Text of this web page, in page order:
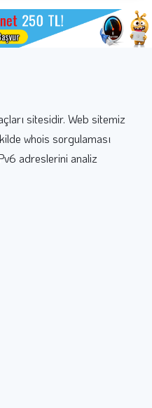
sitesidir. Web sitemiz
whois sorgulaması
adreslerini analiz